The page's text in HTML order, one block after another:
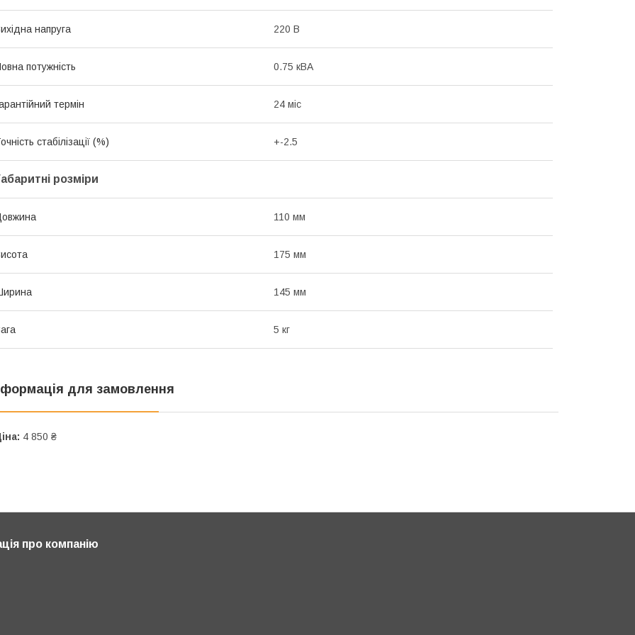
напруга 220 В
потужність 0.75 кВА
термін 24 міс
стабілізації (%) +-2.5
розміри
110 мм
175 мм
145 мм
5 кг
для замовлення
4 850 ₴
про компанію